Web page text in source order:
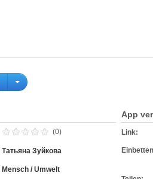
(0)
Татьяна Зуйкова
Mensch / Umwelt
App
Link: